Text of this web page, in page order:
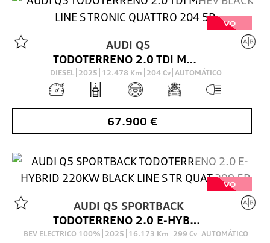
VO
AUDI Q5
TODOTERRENO 2.0 TDI MHEV BLACK LINE S TRONIC QUATTRO 204 5P
DIESEL 2025 12.478 Km 204 Cv AUTOMÁTICO
67.900 €
VO
AUDI Q5 SPORTBACK
TODOTERRENO 2.0 E-HYBRID 220KW BLACK LINE S TR QUAT 299 5P
BEV ELECTRICO 100% 2025 16.173 Km 299 Cv AUTOMÁTICO